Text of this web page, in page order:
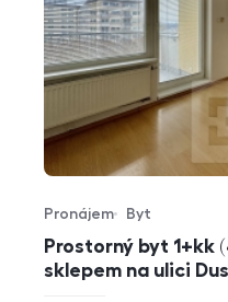
Prostorný byt 1+kk
sklepem na ulici
Typ nabídky
Pronájem
Typ nemovitosti
Byt